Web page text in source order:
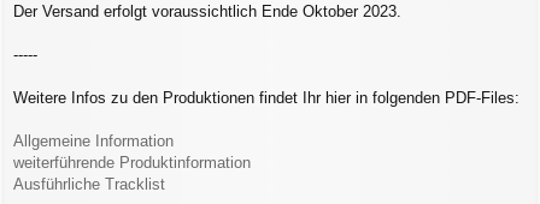
Der Versand erfolgt voraussichtlich Ende Oktober 2023.
-----
Weitere Infos zu den Produktionen findet Ihr hier in folgenden PDF-Files:
Allgemeine Information
weiterführende Produktinformation
Ausführliche Tracklist